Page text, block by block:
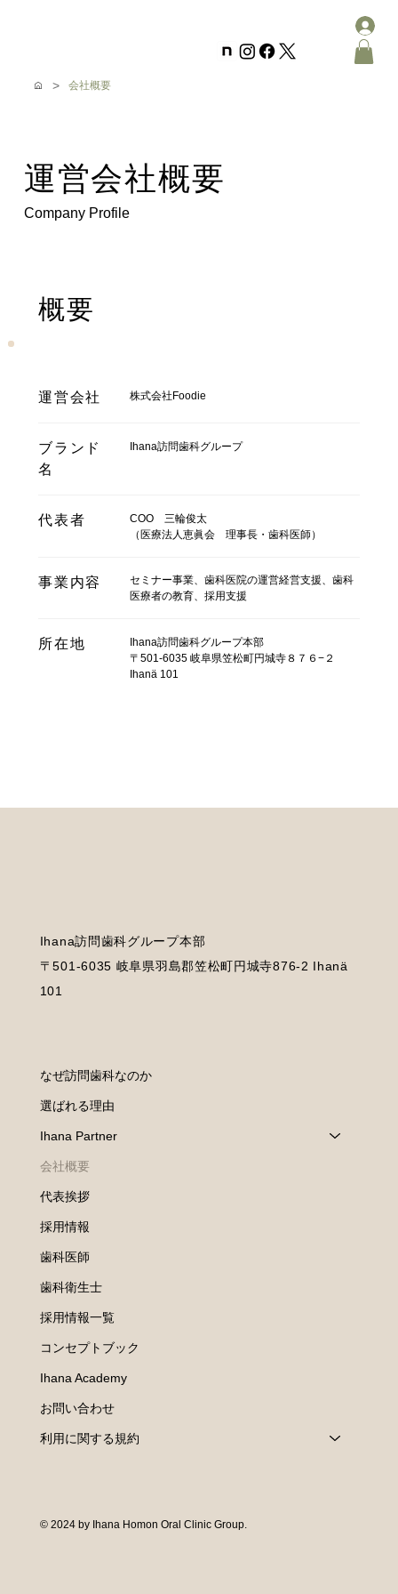
> 会社概要
運営会社概要
Company Profile
概要
運営会社 株式会社Foodie
ブランド
名
Ihana訪問歯科グループ
代表者
COO 三輪俊太
（医療法人恵眞会 理事長・歯科医師）
事業内容
セミナー事業、歯科医院の運営経営支援、歯科
医療者の教育、採用支援
所在地
Ihana訪問歯科グループ本部
〒501-6035 岐阜県笠松町円城寺８７６−２
Ihanä 101
Ihana訪問歯科グループ本部
〒501-6035 岐阜県羽島郡笠松町円城寺876-2 Ihanä
101
なぜ訪問歯科なのか
選ばれる理由
Ihana Partner
会社概要
代表挨拶
採用情報
歯科医師
歯科衛生士
採用情報一覧
コンセプトブック
Ihana Academy
お問い合わせ
利用に関する規約
© 2024 by Ihana Homon Oral Clinic Group.